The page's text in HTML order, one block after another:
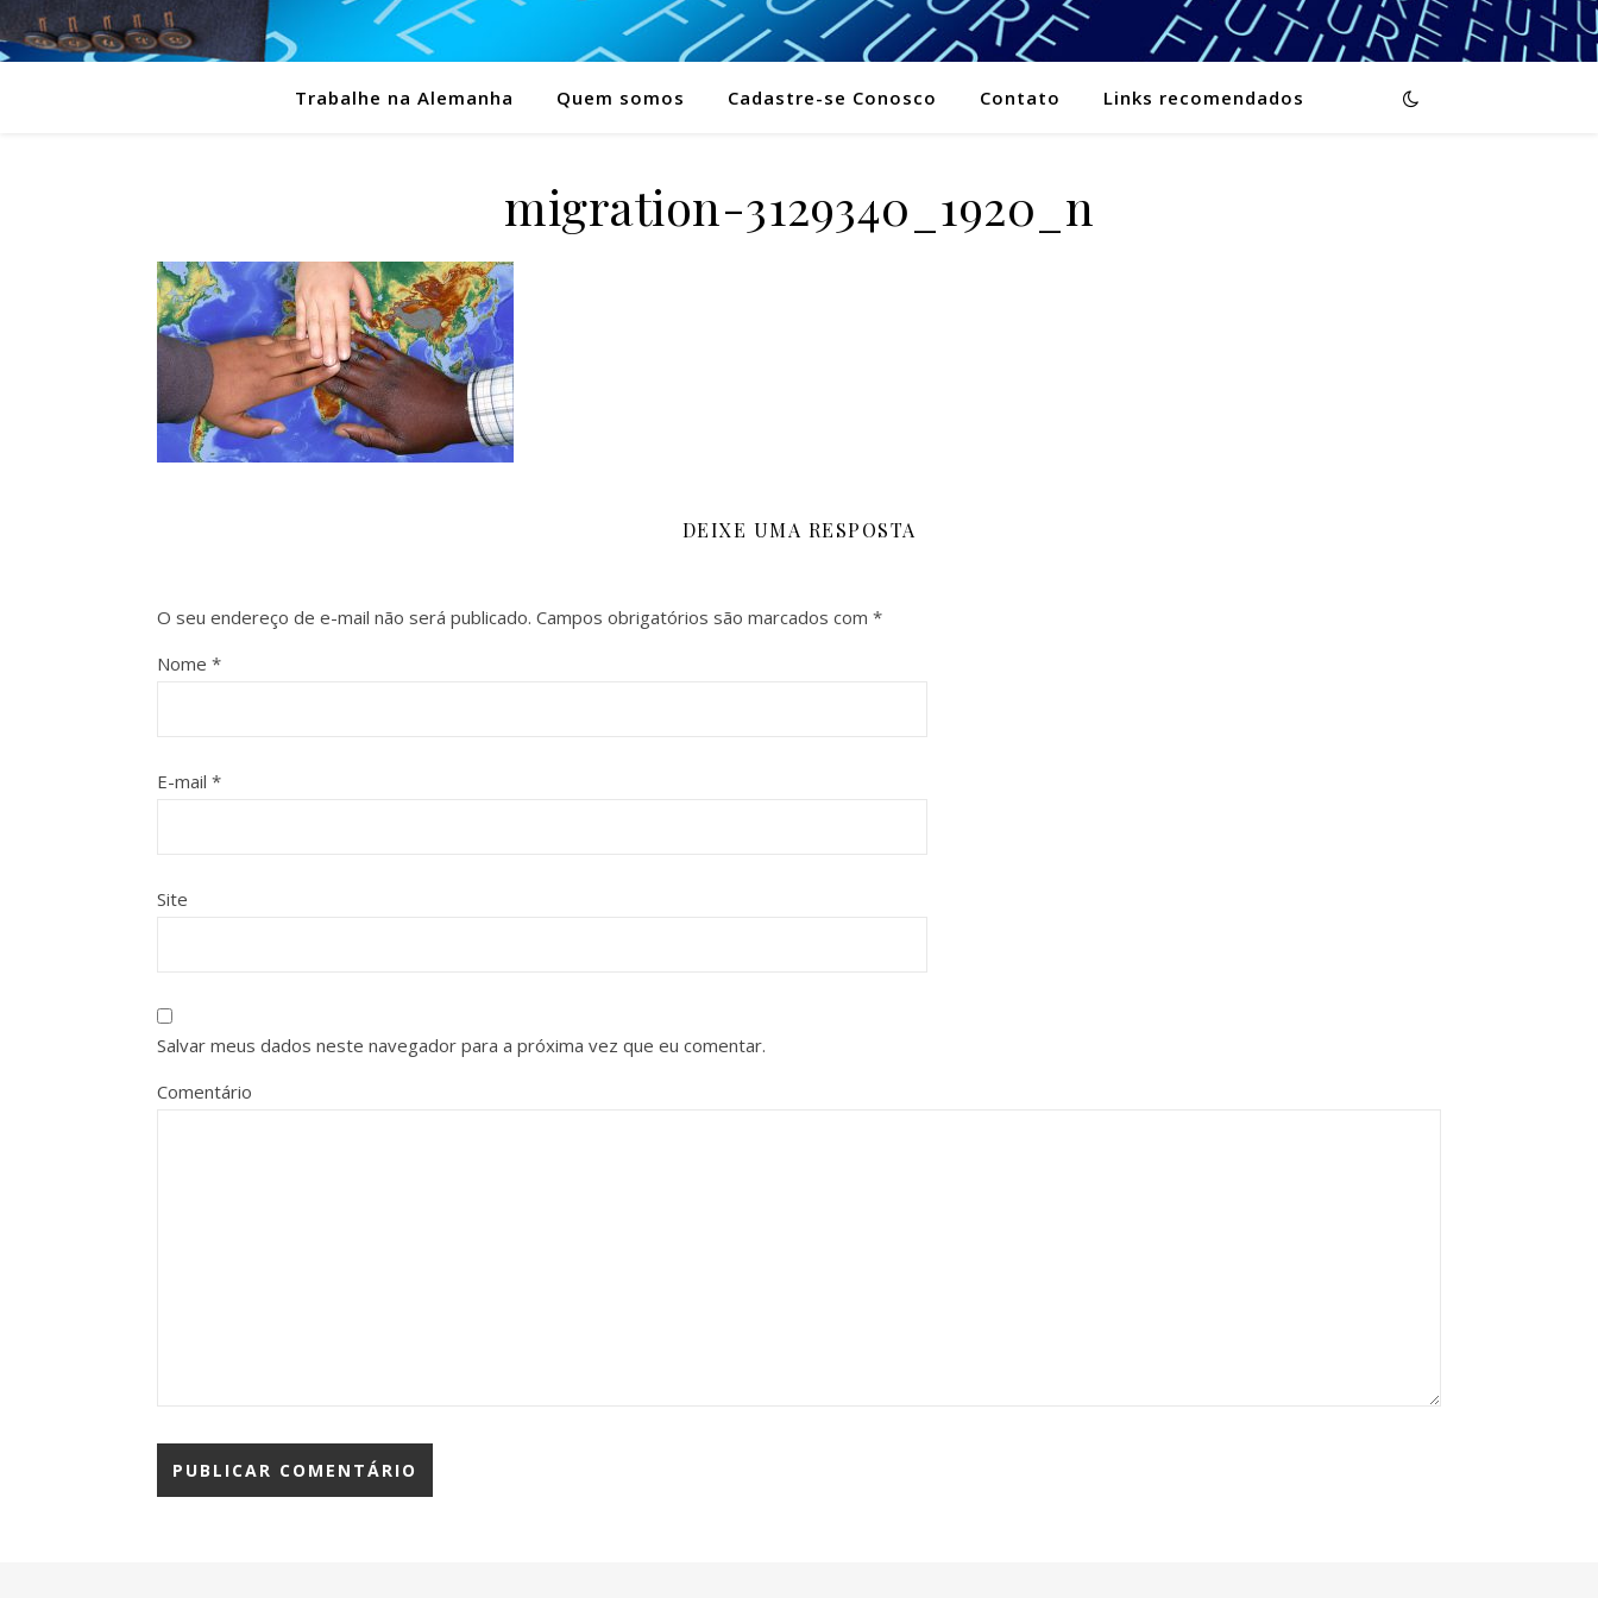
Trabalhe na Alemanha Quem somos Cadastre-se Conosco Contato Links recomendados
migration-3129340_1920_n
DEIXE UMA RESPOSTA
O seu endereço de e-mail não será publicado. Campos obrigatórios são marcados com *
Nome *
E-mail *
Site
Salvar meus dados neste navegador para a próxima vez que eu comentar.
Comentário